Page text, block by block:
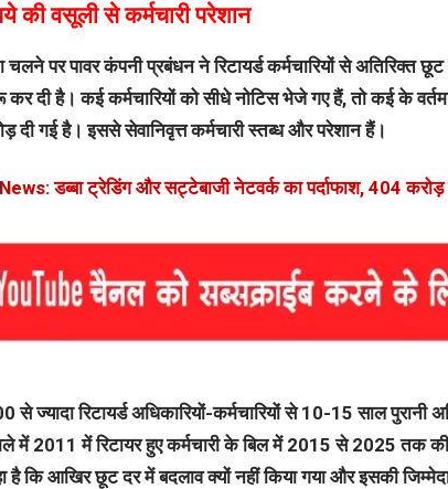
की वसूली से कर्मचारी परेशान
पर पावर कंपनी प्रबंधन ने रिटायर्ड कर्मचारियों से अतिरिक्त छूट
कर दी है। कई कर्मचारियों को सीधे नोटिस भेजे गए हैं, तो कई के
दी गई है। इससे सेवानिवृत्त कर्मचारी स्तब्ध और परेशान हैं।
डब्बा ट्रेडिंग और सट्टेबाजी नेटवर्क का पर्दाफाश, 404 करोड़
ज्यादा रिटायर्ड अधिकारियों-कर्मचारियों से 10-15 साल
में 2011 में रिटायर हुए कर्मचारी के बिल में 2015 से 2025 तक की
कि आखिर छूट दर में बदलाव क्यों नहीं किया गया और इसकी